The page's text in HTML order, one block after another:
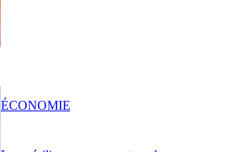
ÉCONOMIE